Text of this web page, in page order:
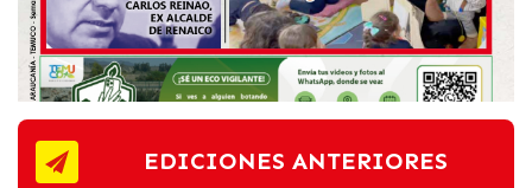
EDICIONES ANTERIORES